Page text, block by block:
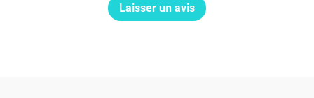
Laisser un avis